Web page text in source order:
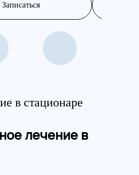
Записаться
в стационаре
лечение в